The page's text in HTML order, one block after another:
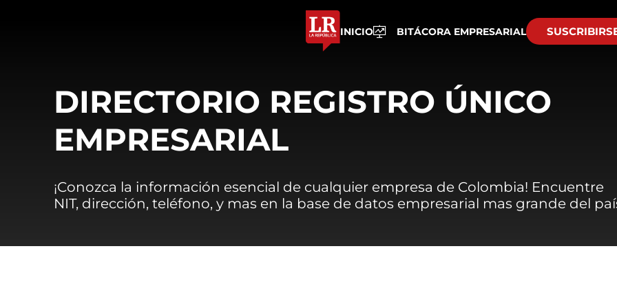
INICIO BITÁCORA EMPRESARIAL
DIRECTORIO REGISTRO ÚNICO
EMPRESARIAL
¡Conozca la información esencial de cualquier empresa de Colombia! Encuentre
NIT, dirección, teléfono, y mas en la base de datos empresarial mas grande del